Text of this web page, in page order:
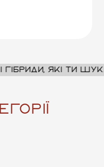
які ти